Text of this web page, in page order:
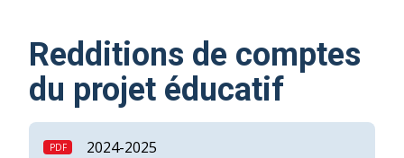
Redditions de comptes
du projet éducatif
2024-2025